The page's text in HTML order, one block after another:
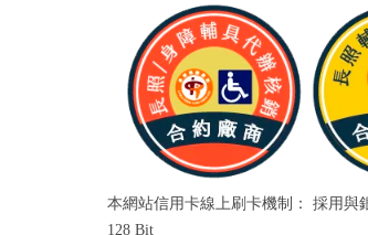
構如需採購，
洽詢門市人員
本網站信用卡線上刷卡機制： 採用與
128 Bit